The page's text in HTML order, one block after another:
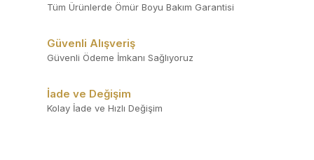
Tüm Ürünlerde Ömür Boyu Bakım Garantisi
Güvenli Alışveriş
Güvenli Ödeme İmkanı Sağlıyoruz
İade ve Değişim
Kolay İade ve Hızlı Değişim